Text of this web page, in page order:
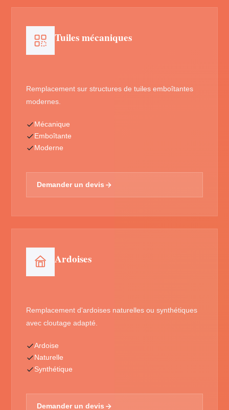
Tuiles mécaniques
Remplacement sur structures de tuiles emboîtantes
modernes.
Mécanique
Emboîtante
Moderne
Demander un devis
Ardoises
Remplacement d'ardoises naturelles ou synthétiques
avec cloutage adapté.
Ardoise
Naturelle
Synthétique
Demander un devis